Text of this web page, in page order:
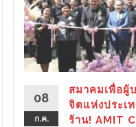
08
ก.ค.
สมาคมเพื่อผู้
จิตแห่งประเ
ร้าน! AMIT